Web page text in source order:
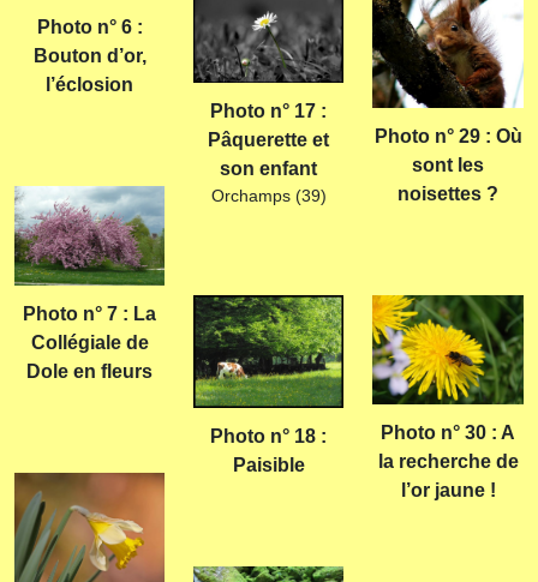
Photo n° 6 :
Bouton d’or,
l’éclosion
Photo n° 7 : La
Collégiale de
Dole en fleurs
Photo n° 17 :
Pâquerette et
son enfant
Orchamps (39)
Photo n° 18 :
Paisible
Photo n° 29 : Où
sont les
noisettes ?
Photo n° 30 : A
la recherche de
l’or jaune !